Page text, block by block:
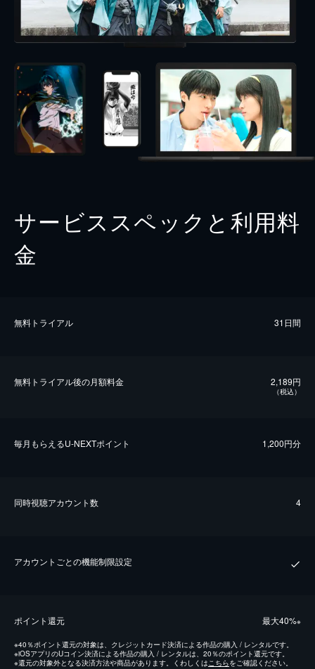
サービススペックと利用料
金
無料トライアル 31日間
無料トライアル後の⽉額料金 2,189円
（税込）
毎⽉もらえるU-NEXTポイント 1,200円分
同時視聴アカウント数 4
アカウントごとの機能制限設定
ポイント還元 最⼤40%※
※40％ポイント還元の対象は、クレジットカード決済による作品の購入 / レンタルです。
※iOSアプリのUコイン決済による作品の購入 / レンタルは、20％のポイント還元です。
※還元の対象外となる決済方法や商品があります。くわしくはこちらをご確認ください。